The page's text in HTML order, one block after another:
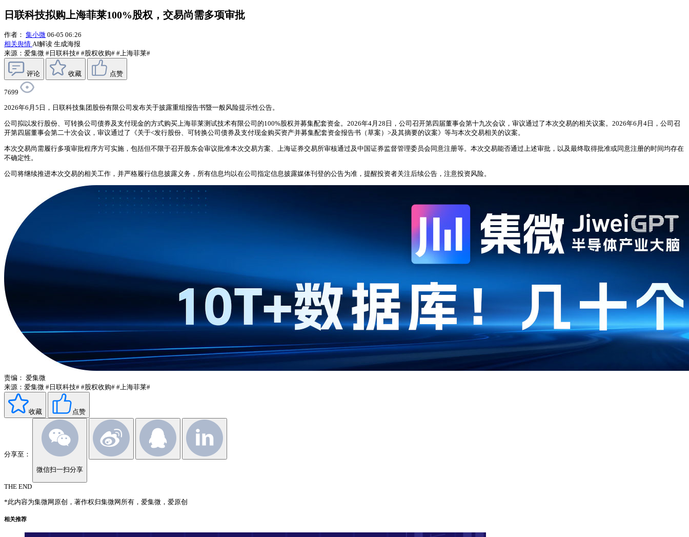
日联科技拟购上海菲莱100%股权，交易尚需多项审批
作者： 集小微 06-05 06:26
相关舆情 AI解读 生成海报
来源：爱集微 #日联科技# #股权收购# #上海菲莱#
评论 收藏 点赞
7699
2026年6月5日，日联科技集团股份有限公司发布关于披露重组报告书暨一般风险提示性公告。
公司拟以发行股份、可转换公司债券及支付现金的方式购买上海菲莱测试技术有限公司的100%股权并募集配套资金。2026年4月28日，公司召开第四届董事会第十九次会议，审议通过了本次交易的相关议案。2026年6月4日，公司召
开第四届董事会第二十次会议，审议通过了《关于<发行股份、可转换公司债券及支付现金购买资产并募集配套资金报告书（草案）>及其摘要的议案》等与本次交易相关的议案。
本次交易尚需履行多项审批程序方可实施，包括但不限于召开股东会审议批准本次交易方案、上海证券交易所审核通过及中国证券监督管理委员会同意注册等。本次交易能否通过上述审批，以及最终取得批准或同意注册的时间均存在
不确定性。
公司将继续推进本次交易的相关工作，并严格履行信息披露义务，所有信息均以在公司指定信息披露媒体刊登的公告为准，提醒投资者关注后续公告，注意投资风险。
责编： 爱集微
来源：爱集微 #日联科技# #股权收购# #上海菲莱#
收藏 点赞
分享至：
微信扫一扫分享
THE END
*此内容为集微网原创，著作权归集微网所有，爱集微，爱原创
相关推荐